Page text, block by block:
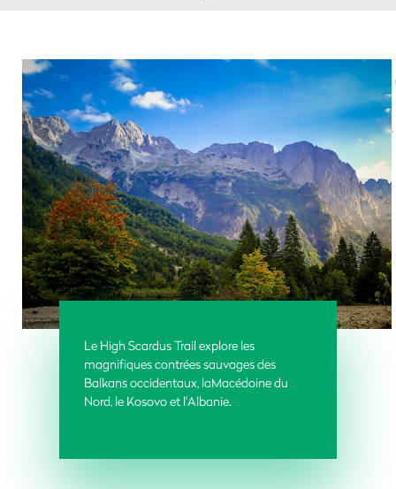
Le High Scardus Trail explore les
magnifiques contrées sauvages des
Balkans occidentaux, laMacédoine du
Nord, le Kosovo et l'Albanie.